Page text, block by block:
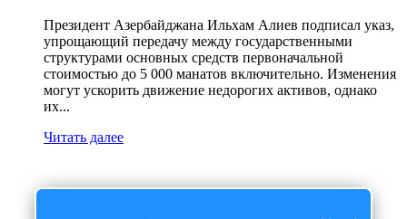
Президент Азербайджана Ильхам Алиев подписал указ,
упрощающий передачу между государственными
структурами основных средств первоначальной
стоимостью до 5 000 манатов включительно. Изменения
могут ускорить движение недорогих активов, однако
их...
Читать далее